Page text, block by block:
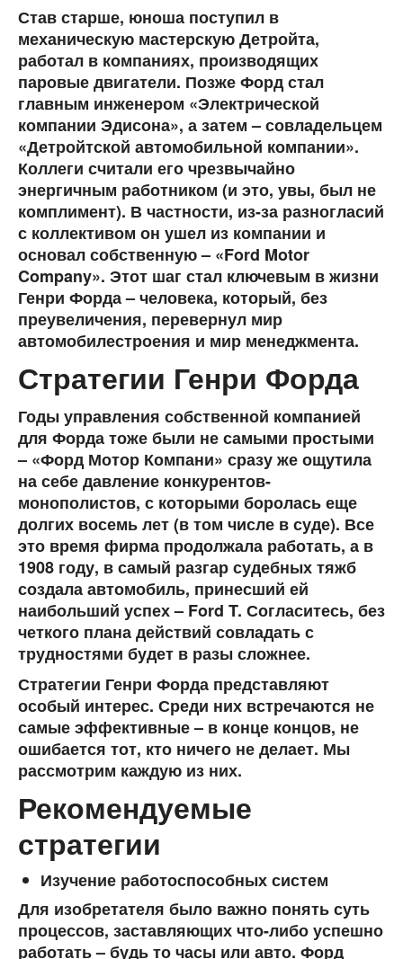
Став старше, юноша поступил в
механическую мастерскую Детройта,
работал в компаниях, производящих
паровые двигатели. Позже Форд стал
главным инженером «Электрической
компании Эдисона», а затем – совладельцем
«Детройтской автомобильной компании».
Коллеги считали его чрезвычайно
энергичным работником (и это, увы, был не
комплимент). В частности, из-за разногласий
с коллективом он ушел из компании и
основал собственную – «Ford Motor
Company». Этот шаг стал ключевым в жизни
Генри Форда – человека, который, без
преувеличения, перевернул мир
автомобилестроения и мир менеджмента.
Стратегии Генри Форда
Годы управления собственной компанией
для Форда тоже были не самыми простыми
– «Форд Мотор Компани» сразу же ощутила
на себе давление конкурентов-
монополистов, с которыми боролась еще
долгих восемь лет (в том числе в суде). Все
это время фирма продолжала работать, а в
1908 году, в самый разгар судебных тяжб
создала автомобиль, принесший ей
наибольший успех – Ford T. Согласитесь, без
четкого плана действий совладать с
трудностями будет в разы сложнее.
Стратегии Генри Форда представляют
особый интерес. Среди них встречаются не
самые эффективные – в конце концов, не
ошибается тот, кто ничего не делает. Мы
рассмотрим каждую из них.
Рекомендуемые
стратегии
Изучение работоспособных систем
Для изобретателя было важно понять суть
процессов, заставляющих что-либо успешно
работать – будь то часы или авто. Форд